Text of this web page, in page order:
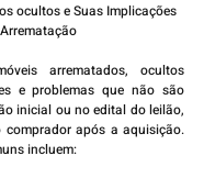
ocultos e Suas Implicações
arrematados, ocultos
e problemas que não são
inicial ou no edital do leilão,
após a aquisição.
incluem: